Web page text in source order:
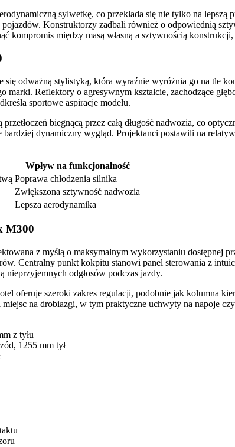
sylwetkę, co przekłada się nie tylko na
Konstruktorzy zadbali również o odpowiednią
kompromis między masą własną a sztywnością
odważną stylistyką, która wyraźnie wyróżnia go na tle
Reflektory o agresywnym kształcie, zachodzące
sportowe aspiracje modelu.
biegnącą przez całą długość nadwozia, co
dynamiczny wygląd. Projektanci postawili na
Wpływ na funkcjonalność
Poprawa chłodzenia silnika
Zwiększona sztywność nadwozia
Lepsza aerodynamika
M300
z myślą o maksymalnym wykorzystaniu dostępnej
Centralny punkt kokpitu stanowi panel sterowania z
nieprzyjemnych odgłosów podczas jazdy.
oferuje szeroki zakres regulacji, podobnie jak kolumna
na drobiazgi, w tym praktyczne uchwyty na napoje
z tyłu
1255 mm tył